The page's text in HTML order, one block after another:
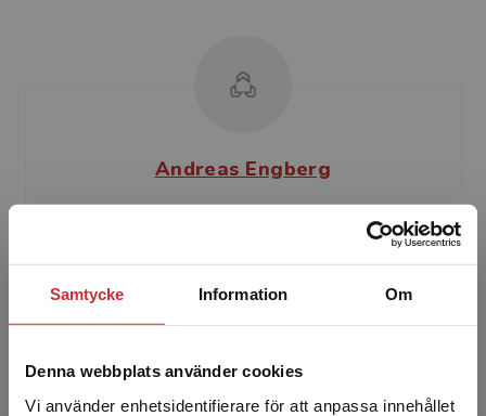
Samtycke Information Om
Denna webbplats använder cookies
Vi använder enhetsidentifierare för att anpassa innehållet
Andreas Engberg
(KA) med arkitektkontor i Gustav...